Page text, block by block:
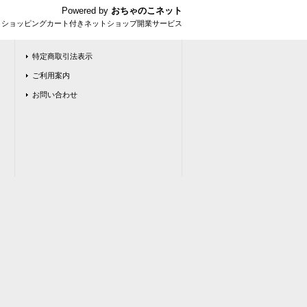
Powered by おちゃのこネット
ョッピングカート付きネットショップ開業サービス
特定商取引法表示
ご利用案内
お問い合わせ